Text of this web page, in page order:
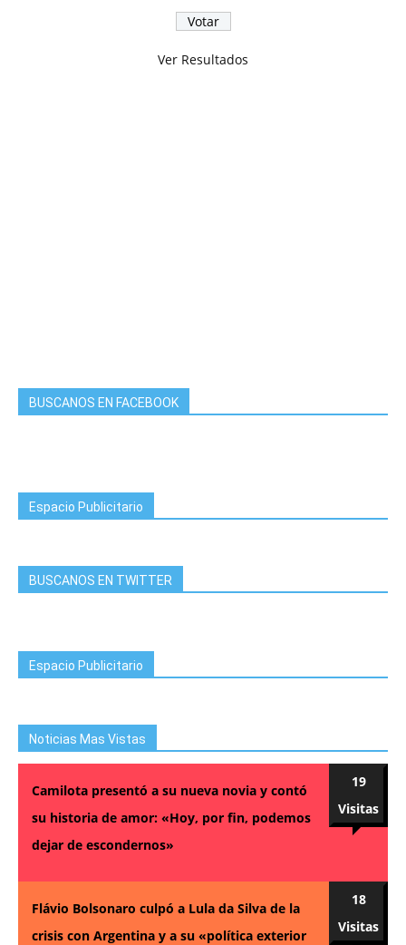
Ver Resultados
BUSCANOS EN FACEBOOK
Espacio Publicitario
BUSCANOS EN TWITTER
Espacio Publicitario
Noticias Mas Vistas
Camilota presentó a su nueva novia y contó
su historia de amor: «Hoy, por fin, podemos
dejar de escondernos»
19
Visitas
Flávio Bolsonaro culpó a Lula da Silva de la
crisis con Argentina y a su «política exterior
18
Visitas